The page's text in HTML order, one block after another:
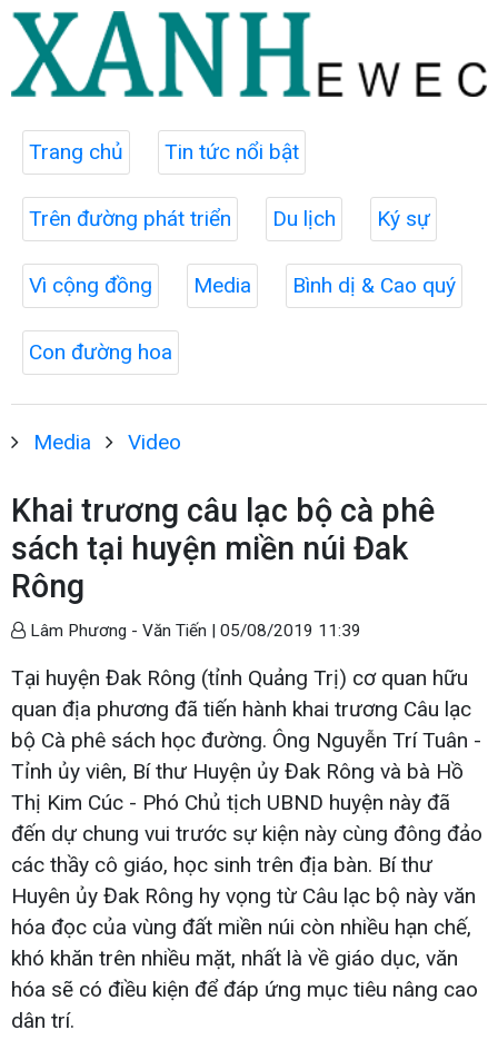
Trang chủ Tin tức nổi bật
Trên đường phát triển Du lịch Ký sự
Vì cộng đồng Media Bình dị & Cao quý
Con đường hoa
Media Video
Khai trương câu lạc bộ cà phê
sách tại huyện miền núi Đak
Rông
Lâm Phương - Văn Tiến | 05/08/2019 11:39
Tại huyện Đak Rông (tỉnh Quảng Trị) cơ quan hữu
quan địa phương đã tiến hành khai trương Câu lạc
bộ Cà phê sách học đường. Ông Nguyễn Trí Tuân -
Tỉnh ủy viên, Bí thư Huyện ủy Đak Rông và bà Hồ
Thị Kim Cúc - Phó Chủ tịch UBND huyện này đã
đến dự chung vui trước sự kiện này cùng đông đảo
các thầy cô giáo, học sinh trên địa bàn. Bí thư
Huyên ủy Đak Rông hy vọng từ Câu lạc bộ này văn
hóa đọc của vùng đất miền núi còn nhiều hạn chế,
khó khăn trên nhiều mặt, nhất là về giáo dục, văn
hóa sẽ có điều kiện để đáp ứng mục tiêu nâng cao
dân trí.